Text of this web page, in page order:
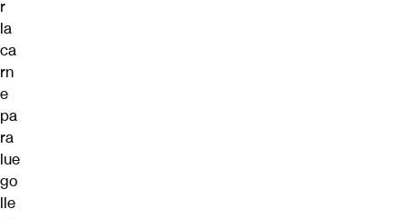
r
la
ca
rn
e
pa
ra
lue
go
lle